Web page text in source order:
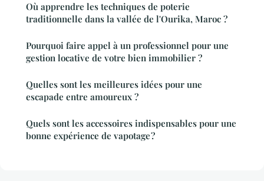
Où apprendre les techniques de poterie
traditionnelle dans la vallée de l'Ourika, Maroc ?
Pourquoi faire appel à un professionnel pour une
gestion locative de votre bien immobilier ?
Quelles sont les meilleures idées pour une
escapade entre amoureux ?
Quels sont les accessoires indispensables pour une
bonne expérience de vapotage ?